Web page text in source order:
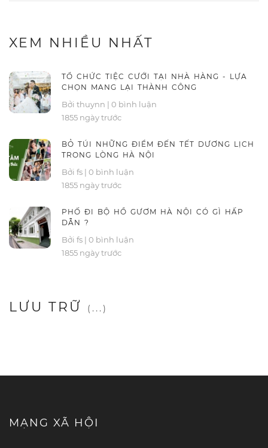
XEM NHIỀU NHẤT
TỔ CHỨC TIỆC CƯỚI TẠI NHÀ HÀNG - LỰA
CHỌN MANG LẠI THÀNH CÔNG
Bởi thuynn | 0 bình luận
1855 ngày trước
BỎ TÚI NHỮNG ĐIỂM ĐẾN TẾT DƯƠNG LỊCH
TRONG LÒNG HÀ NỘI
Bởi fs | 0 bình luận
1855 ngày trước
PHỐ ĐI BỘ HỒ GƯƠM HÀ NỘI CÓ GÌ HẤP
DẪN ?
Bởi fs | 0 bình luận
1855 ngày trước
LƯU TRỮ (...)
MẠNG XÃ HỘI